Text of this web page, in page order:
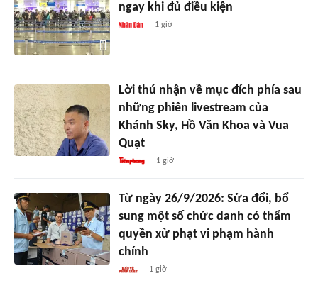
ngay khi đủ điều kiện
1 giờ
Lời thú nhận về mục đích phía sau
những phiên livestream của
Khánh Sky, Hồ Văn Khoa và Vua
Quạt
1 giờ
Từ ngày 26/9/2026: Sửa đổi, bổ
sung một số chức danh có thẩm
quyền xử phạt vi phạm hành
chính
1 giờ